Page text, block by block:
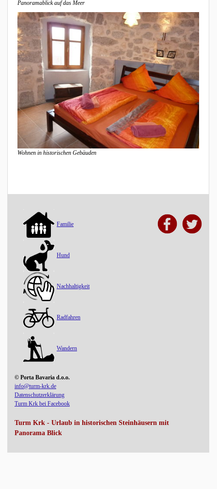
Panoramablick auf das Meer
Wohnen in historischen Gebäuden
Familie
Hund
Nachhaltigkeit
Radfahren
Wandern
© Porta Bavaria d.o.o.
info@turm-krk.de
Datenschutzerklärung
Turm Krk bei Facebook
Turm Krk - Urlaub in historischen Steinhäusern mit
Panorama Blick